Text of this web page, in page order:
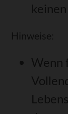
Hinweise:
Wenn